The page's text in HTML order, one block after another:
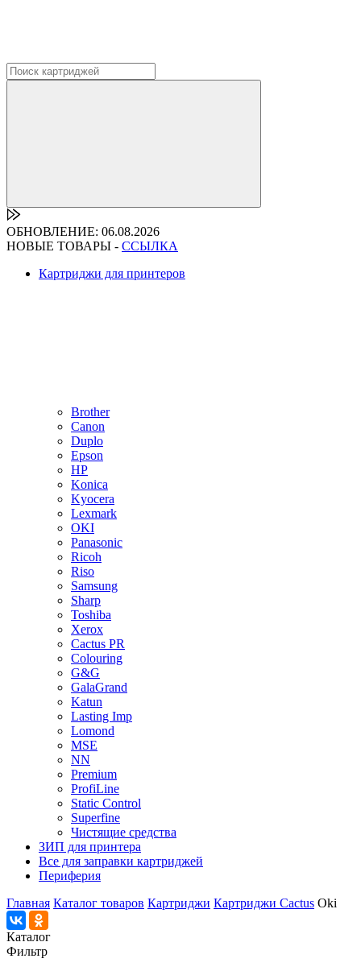
ОБНОВЛЕНИЕ: 06.08.2026
НОВЫЕ ТОВАРЫ - ССЫЛКА
Картриджи для принтеров
Brother
Canon
Duplo
Epson
HP
Konica
Kyocera
Lexmark
OKI
Panasonic
Ricoh
Riso
Samsung
Sharp
Toshiba
Xerox
Cactus PR
Colouring
G&G
GalaGrand
Katun
Lasting Imp
Lomond
MSE
NN
Premium
ProfiLine
Static Control
Superfine
Чистящие средства
ЗИП для принтера
Все для заправки картриджей
Периферия
Главная Каталог товаров Картриджи Картриджи Cactus Oki
Каталог
Фильтр